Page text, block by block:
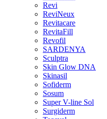
Revi
ReviNeux
Revitacare
RevitaFill
Revofil
SARDENYA
Sculptra
Skin Glow DNA
Skinasil
Sofiderm
Sosum
Super V-line Sol
Surgiderm